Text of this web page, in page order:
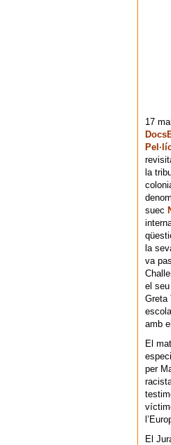
17
la
suec
la
va
el
Greta
amb
El
per
El